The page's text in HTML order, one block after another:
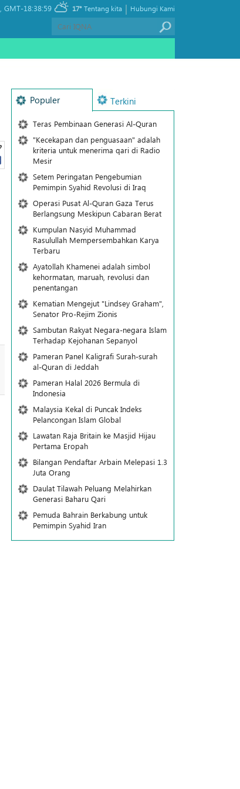
GMT-18:38:59 17° Hubungi Kami
|
Tentang kita
Populer Terkini
Teras Pembinaan Generasi Al-Quran
"Kecekapan dan penguasaan" adalah
kriteria untuk menerima qari di Radio
Mesir
Setem Peringatan Pengebumian
Pemimpin Syahid Revolusi di Iraq
Operasi Pusat Al-Quran Gaza Terus
Berlangsung Meskipun Cabaran Berat
Kumpulan Nasyid Muhammad
Rasulullah Mempersembahkan Karya
Terbaru
Ayatollah Khamenei adalah simbol
kehormatan, maruah, revolusi dan
penentangan
Kematian Mengejut "Lindsey Graham",
Senator Pro-Rejim Zionis
Sambutan Rakyat Negara-negara Islam
Terhadap Kejohanan Sepanyol
Pameran Panel Kaligrafi Surah-surah
al-Quran di Jeddah
Pameran Halal 2026 Bermula di
Indonesia
Malaysia Kekal di Puncak Indeks
Pelancongan Islam Global
Lawatan Raja Britain ke Masjid Hijau
Pertama Eropah
Bilangan Pendaftar Arbain Melepasi 1.3
Juta Orang
Daulat Tilawah Peluang Melahirkan
Generasi Baharu Qari
Pemuda Bahrain Berkabung untuk
Pemimpin Syahid Iran